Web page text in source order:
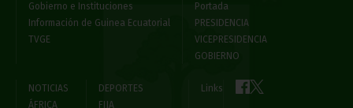
Gobierno e Instituciones
Información de Guinea Ecuatorial
TVGE
Portada
PRESIDENCIA
VICEPRESIDENCIA
GOBIERNO
NOTICIAS
ÁFRICA
DEPORTES
FIJA
Links